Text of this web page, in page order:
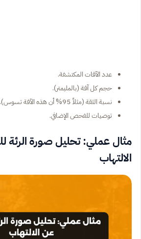
عدد الآفات المكتشفة.
حجم كل آفة (بالمليمتر).
نسبة الثقة (مثلاً 95% أن هذه الآفة تسوس).
توصيات للفحص الإضافي.
مثال عملي: تحليل صورة
الالتهاب